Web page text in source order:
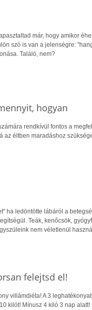
már, hogy amikor
szó is van a jelenségre:
Találó, nem?
hogyan
rendkívül fontos a
az éltben maradáshoz
ha ledöntötte lábáról a
Teák, kenőcsök,
nem véletlenül
felejtsd el!
villámdiéta! A 3
kilót! Mínusz 4 kiló 3 nap